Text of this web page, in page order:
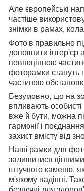
Але європейські
частіше
знімки в рамах,
Фото в правильно
доповнити інтер'єр
повноцінною
фоторамки стануть
частиною
Безумовно, що на
впливають
вже й бути, можна
гармонії і
захист вмісту від
Наші рамки для
залишитися
штучного каменю,
м'якому падінні.
безпечні для